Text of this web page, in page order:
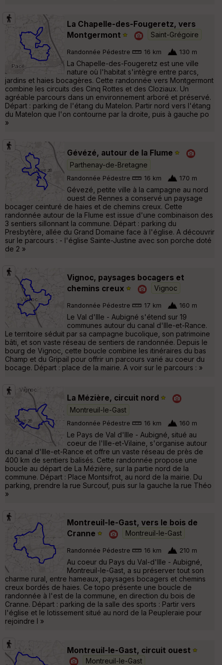
La Chapelle-des-Fougeretz, vers
Montgermont
Saint-Grégoire
Randonnée Pédestre 16 km 130 m
La Chapelle-des-Fougeretz est une ville
nature où l'habitat s'intègre entre parcs,
jardins et haies bocagères. Cette randonnée vers Montgermont
combine les circuits des Cinq Rottes et des Cloziaux. Un
agréable parcours dans un environnement arboré et préservé.
Départ : parking de l'étang du Matelon. Partir nord vers l'étang
du Matelon que l'on contourne par la droite, puis à gauche po
»
Gévézé, autour de la Flume
Parthenay-de-Bretagne
Randonnée Pédestre 16 km 170 m
Gévezé, petite ville à la campagne au nord
ouest de Rennes a conservé un paysage
bocager ceinturé de haies et de chemins creux. Cette
randonnée autour de la Flume est issue d'une combinaison des
3 sentiers sillonnant la commune. Départ : parking du
Presbytère, allée du Grand Domaine face à l'église. A découvrir
sur le parcours : - l'église Sainte-Justine avec son porche doté
de 2 »
Vignoc, paysages bocagers et
chemins creux
Vignoc
Randonnée Pédestre 17 km 160 m
Le Val d'Ille - Aubigné s'étend sur 19
communes autour du canal d'Ille-et-Rance.
Le territoire séduit par sa campagne bucolique, son patrimoine
bâti, et son vaste réseau de sentiers de randonnée. Depuis le
bourg de Vignoc, cette boucle combine les itinéraires du bas
Champ et du Gripail pour offrir un parcours varié au coeur du
bocage. Départ : place de la mairie. A voir sur le parcours : »
La Mézière, circuit nord
Montreuil-le-Gast
Randonnée Pédestre 16 km 160 m
Le Pays de Val d'Ille - Aubigné, situé au
coeur de l'Ille-et-Vilaine, s'organise autour
du canal d'Ille-et-Rance et offre un vaste réseau de près de
400 km de sentiers balisés. Cette randonnée propose une
boucle au départ de La Mézière, sur la partie nord de la
commune. Départ : Place Montsifrot, au nord de la mairie. Du
parking, prendre la rue Surcouf, puis sur la gauche la rue Théo
»
Montreuil-le-Gast, vers le bois de
Cranne
Montreuil-le-Gast
Randonnée Pédestre 16 km 210 m
Au coeur du Pays du Val-d'Ille - Aubigné,
Montreuil-le-Gast, a su préserver tout son
charme rural, entre hameaux, paysages bocagers et chemins
creux bordés de haies. Ce topo présente une boucle de
randonnée à l'est de la commune, en direction du bois de
Cranne. Départ : parking de la salle des sports : Partir vers
l'église et le lotissement situé au nord de la Peupleraie pour
rejoindre l »
Montreuil-le-Gast, circuit ouest
Montreuil-le-Gast